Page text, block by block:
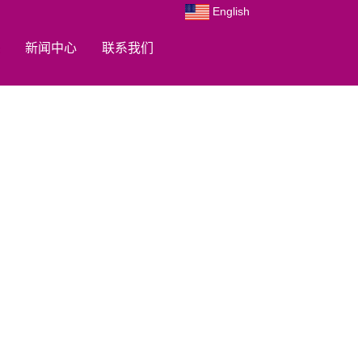
English
新闻中心 联系我们